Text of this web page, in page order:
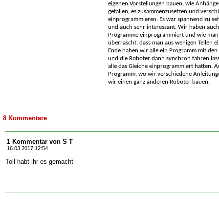
eigenen Vorstellungen bauen, wie
gefallen, es zusammenzusetzen und
einprogrammieren. Es war spannend zu
und auch sehr interessant. Wir haben
Programme einprogrammiert und wie
überrascht, dass man aus wenigen Teilen
Ende haben wir alle ein Programm mit
und die Roboter dann synchron fahren
alle das Gleiche einprogrammiert hatten.
Programm, wo wir verschiedene
wir einen ganz anderen Roboter bauen.
8 Kommentare
1 Kommentar von S T
16.03.2017 12:54
Toll habt ihr es gemacht